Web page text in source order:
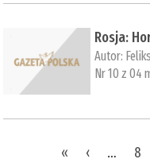
Rosja:
Autor:
Nr 10 z 04
« ‹ … 8